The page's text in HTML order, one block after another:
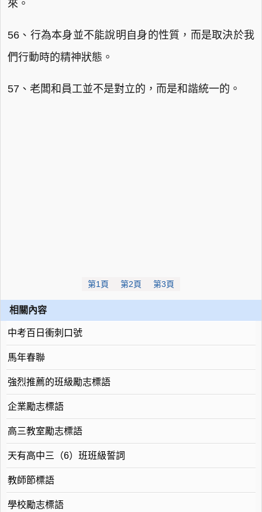
來。
56、行為本身並不能說明自身的性質，而是取決於我
們行動時的精神狀態。
57、老闆和員工並不是對立的，而是和諧統一的。
第1頁 第2頁 第3頁
相關內容
中考百日衝刺口號
馬年春聯
強烈推薦的班級勵志標語
企業勵志標語
高三教室勵志標語
天有高中三（6）班班級誓詞
教師節標語
學校勵志標語